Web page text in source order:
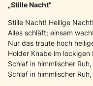
„Stille Nacht”
Stille Nacht! Heilige Nacht!
Alles schläft; einsam
Nur das traute hoch
Holder Knabe im lockigen
Schlaf in himmlischer Ruh,
Schlaf in himmlischer Ruh,